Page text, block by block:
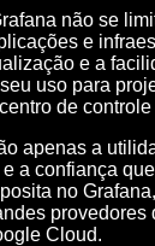
não se
e
e a
uso para
de
apenas a
a confiança
no
provedores
Cloud.